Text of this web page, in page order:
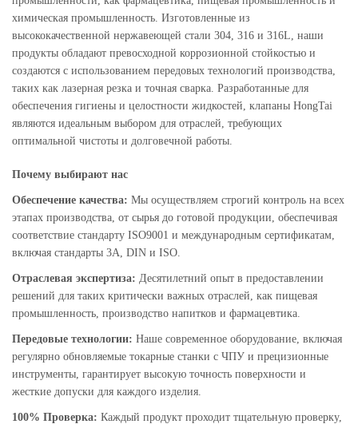
химическая промышленность. Изготовленные из
высококачественной нержавеющей стали 304, 316 и 316L, наши
продукты обладают превосходной коррозионной стойкостью и
создаются с использованием передовых технологий производства,
таких как лазерная резка и точная сварка. Разработанные для
обеспечения гигиены и целостности жидкостей, клапаны HongTai
являются идеальным выбором для отраслей, требующих
оптимальной чистоты и долговечной работы.
Почему выбирают нас
Обеспечение качества: Мы осуществляем строгий контроль на всех
этапах производства, от сырья до готовой продукции, обеспечивая
соответствие стандарту ISO9001 и международным сертификатам,
включая стандарты 3A, DIN и ISO.
Отраслевая экспертиза: Десятилетний опыт в предоставлении
решений для таких критически важных отраслей, как пищевая
промышленность, производство напитков и фармацевтика.
Передовые технологии: Наше современное оборудование, включая
регулярно обновляемые токарные станки с ЧПУ и прецизионные
инструменты, гарантирует высокую точность поверхности и
жесткие допуски для каждого изделия.
100% Проверка: Каждый продукт проходит тщательную проверку,